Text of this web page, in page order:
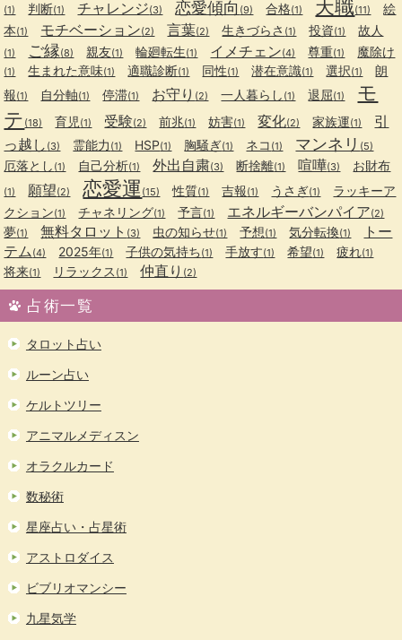
(1) 判断(1) チャレンジ(3) 恋愛傾向 (9) 合格(1) 天職(11)
絵
本(1) モチベーション(2) 言葉(2) 生きづらさ (1) 投資(1) 故人
(1) ご縁(8) 親友(1) 輪廻転生(1) イメチェン(4) 尊重(1) 魔除け
(1) 生まれた意味(1) 適職診断(1) 同性(1) 潜在意識(1) 選択(1)
朗
報(1) 自分軸(1) 停滞(1) お守り (2) 一人暮らし (1) 退屈(1)
モ
テ (18) 育児 (1) 受験(2) 前兆(1) 妨害(1) 変化(2) 家族運(1)
引
っ越し (3) 霊能力 (1) HSP(1) 胸騒ぎ(1) ネコ (1) マンネリ (5)
厄落とし (1) 自己分析(1) 外出自粛(3) 断捨離(1) 喧嘩(3) お財布
(1) 願望(2) 恋愛運 (15) 性質(1) 吉報(1) うさぎ(1)
ラッキーア
クション(1) チャネリング(1) 予言(1) エネルギーバンパイア(2)
夢(1) 無料タロット (3) 虫の知らせ(1) 予想(1) 気分転換(1)
トー
テム(4) 2025年(1) 子供の気持ち(1) 手放す(1) 希望(1) 疲れ(1)
将来(1) リラックス (1) 仲直り (2)
占術一覧
タロット占い
ルーン占い
ケルトツリー
アニマルメディスン
オラクルカード
数秘術
星座占い・占星術
アストロダイス
ビブリオマンシー
九星気学